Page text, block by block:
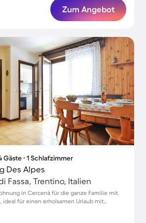
Zum Angebot
Gäste ∙ 1 Schlafzimmer
Des Alpes
Fassa, Trentino, Italien
in Cercenà für die ganze Familie mit
ideal für einen erholsamen Urlaub mit